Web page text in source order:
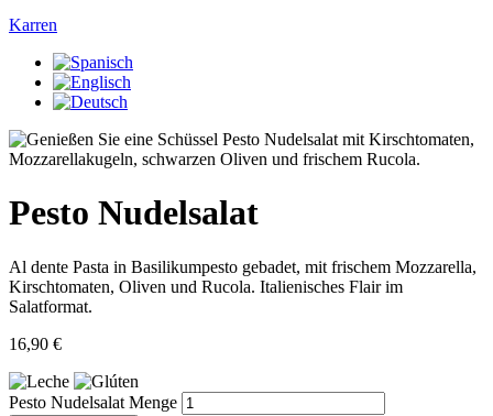
Karren
Pesto Nudelsalat
Al dente Pasta in Basilikumpesto gebadet, mit frischem Mozzarella,
Kirschtomaten, Oliven und Rucola. Italienisches Flair im
Salatformat.
16,90 €
Pesto Nudelsalat Menge